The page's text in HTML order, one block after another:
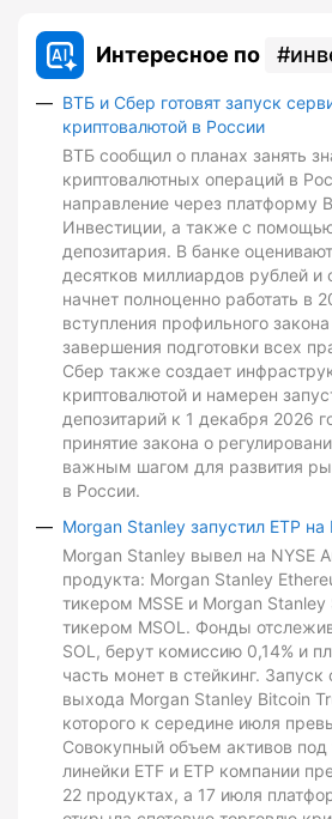
Интересное по
ВТБ и Сбер готовят запуск
криптовалютой в России
ВТБ сообщил о планах занять
криптовалютных операций в
направление через платформу
Инвестиции, а также с
депозитария. В банке
десятков миллиардов рублей и
начнет полноценно работать в
вступления профильного
завершения подготовки всех
Сбер также создает
криптовалютой и намерен
депозитарий к 1 декабря 2026
принятие закона о
важным шагом для развития
в России.
Morgan Stanley запустил ETP на
Morgan Stanley вывел на NYSE
продукта: Morgan Stanley
тикером MSSE и Morgan Stanley
тикером MSOL. Фонды
SOL, берут комиссию 0,14% и
часть монет в стейкинг. Запуск
выхода Morgan Stanley Bitcoin
которого к середине июля
Совокупный объем активов
линейки ETF и ETP компании
22 продуктах, а 17 июля